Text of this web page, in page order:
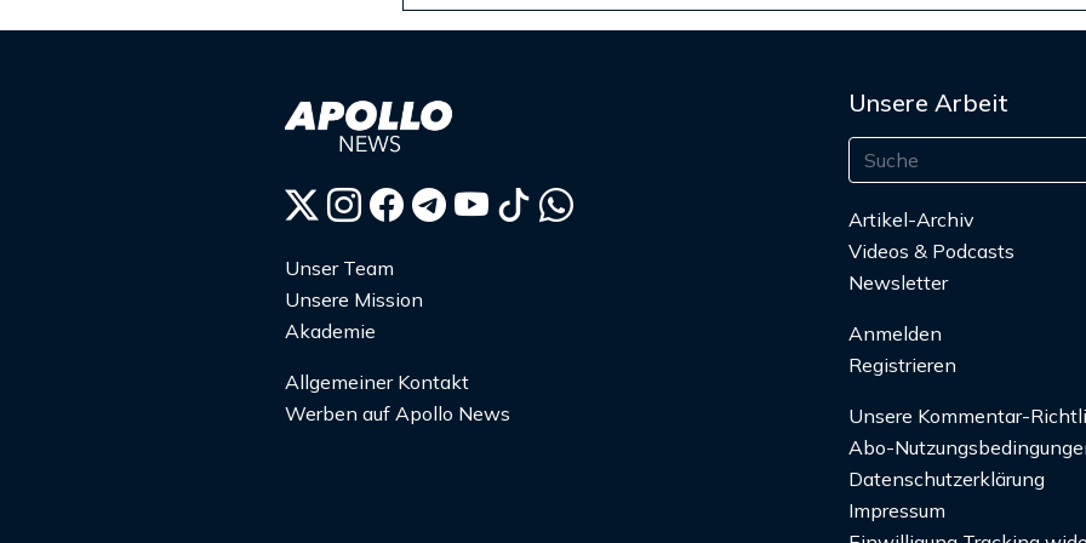
Unser Team
Unsere Mission
Akademie
Allgemeiner Kontakt
Werben auf Apollo News
Unsere Arbeit
Artikel-Archiv
Videos & Podcasts
Newsletter
Anmelden
Registrieren
Unsere Kommentar-
Abo-
Datenschutzerklärung
Impressum